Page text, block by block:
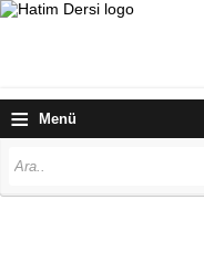
≡ Menü